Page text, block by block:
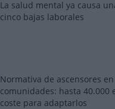
La salud mental ya causa
cinco bajas laborales
Normativa de ascensores en
comunidades: hasta 40.000
coste para adaptarlos